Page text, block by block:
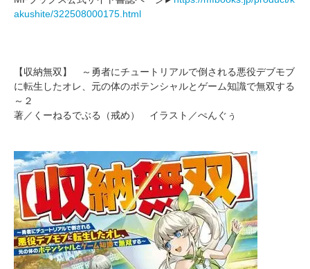
akushite/322508000175.html
【収納無双】 ～勇者にチュートリアルで倒される悪役デブモブ
に転生したオレ、元の体のポテンシャルとゲーム知識で無双する
～２
著／くーねるでぶる（戒め） イラスト／ぺんぐぅ